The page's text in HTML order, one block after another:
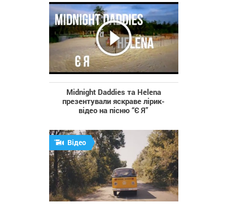
Midnight Daddies та Helena
презентували яскраве лірик-
відео на пісню “Є Я”
Відео